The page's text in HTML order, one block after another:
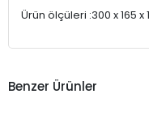
Ürün ölçüleri :300 x 165
Benzer Ürünler